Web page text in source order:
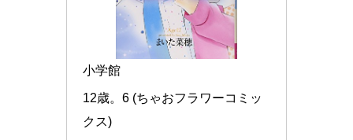
小学館
12歳。6 (ちゃおフラワーコミッ
クス)